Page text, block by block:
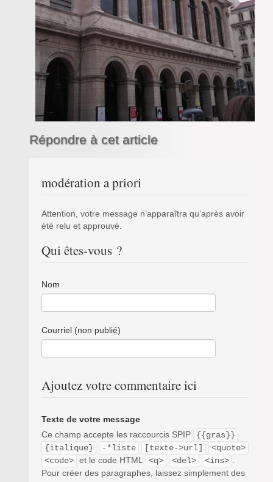
Répondre à cet article
modération a priori
Attention, votre message n’apparaîtra qu’après avoir
été relu et approuvé.
Qui êtes-vous ?
Nom
Courriel (non publié)
Ajoutez votre commentaire ici
Texte de votre message
Ce champ accepte les raccourcis SPIP
{{gras}}
{italique}
-*liste [texte->url]
<quote>
<code> et le code HTML <q> <del> <ins>
Pour créer des paragraphes, laissez simplement des